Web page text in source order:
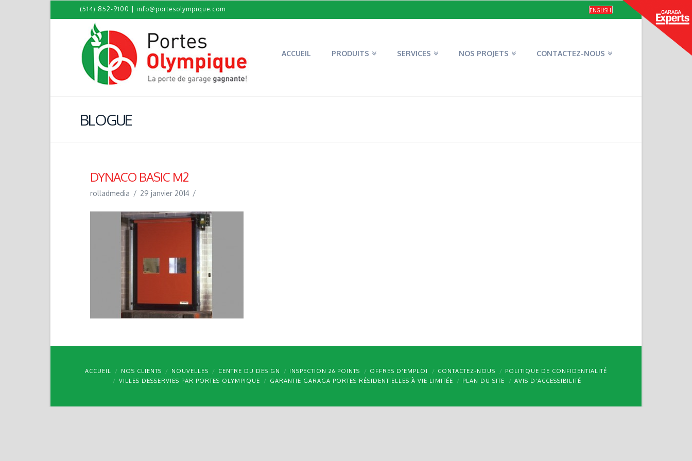
(514) 852-9100 info@portesolympique.com ENGLISH
ACCUEIL PRODUITS SERVICES NOS PROJETS CONTACTEZ-NOUS
BLOGUE
DYNACO BASIC M2
rolladmedia 29 janvier 2014
ACCUEIL NOS CLIENTS NOUVELLES CENTRE DU DESIGN INSPECTION 26 POINTS OFFRES D’EMPLOI CONTACTEZ-NOUS
POLITIQUE DE CONFIDENTIALITÉ
VILLES DESSERVIES PAR PORTES OLYMPIQUE
GARANTIE GARAGA PORTES RÉSIDENTIELLES À VIE LIMITÉE PLAN DU SITE AVIS D’ACCESSIBILITÉ